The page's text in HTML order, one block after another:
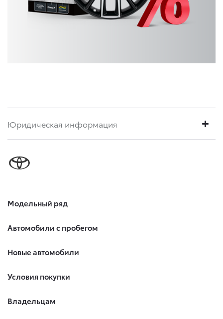
Юридическая информация
Модельный ряд
Автомобили с пробегом
Новые автомобили
Условия покупки
Владельцам